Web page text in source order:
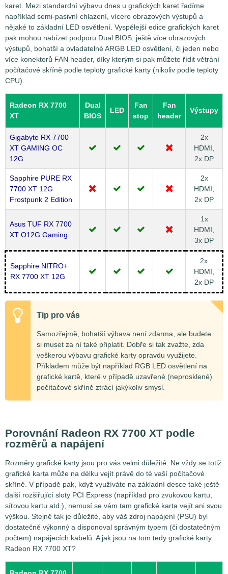
karet. Mezi standardní výbavu dnes u grafických karet řadíme
například semi-pasivní chlazení, vícero obrazových výstupů a
nějaké to základní LED osvětlení. Vyspělejší edice grafických karet
pak mohou nabízet podporu Dual BIOS, ještě více obrazových
výstupů, bohatší a ovladatelné ARGB LED osvětlení, či jeden nebo
více konektorů FAN header, díky kterým si pak můžete řídit větrání
počítačové skříně podle teploty grafické karty (nikoliv podle teploty
CPU).
Radeon RX 7700
XT
Dual
BIOS
LED
Fan
stop
Fan
header
Výstupy
Gigabyte RX 7700
XT GAMING OC
12G
2x
HDMI,
2x DP
Sapphire PURE RX
7700 XT 12G
Frostpunk 2 Edition
2x
HDMI,
2x DP
Asus TUF RX 7700
XT O12G Gaming
1x
HDMI,
3x DP
Sapphire NITRO+
RX 7700 XT 12G
2x
HDMI,
2x DP
Tip pro vás
Samozřejmě, bohatší výbava není zdarma, ale budete
si muset za ní také připlatit. Dobře si tak zvažte, zda
veškerou výbavu grafické karty opravdu využijete.
Příkladem může být například RGB LED osvětlení na
grafické kartě, které v případě uzavřené (neprosklené)
počítačové skříně ztrácí jakýkoliv smysl.
Porovnání Radeon RX 7700 XT podle
rozměrů a napájení
Rozměry grafické karty jsou pro vás velmi důležité. Ne vždy se totiž
grafické karta může na délku vejít právě do té vaší počítačové
skříně. V případě pak, když využíváte na základní desce také ještě
další rozšiřující sloty PCI Express (například pro zvukovou kartu,
síťovou kartu atd.), nemusí se vám tam grafické karta vejít ani svou
výškou. Stejně tak je důležité, aby váš zdroj napájení (PSU) byl
dostatečně výkonný a disponoval správným typem (či dostatečným
počtem) napájecích kabelů. A jak jsou na tom tedy grafické karty
Radeon RX 7700 XT?